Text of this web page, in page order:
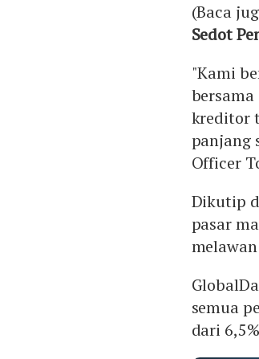
(Baca
Sedot
"Kami
kreditor
panjang
Officer
Dikutip
pasar
semua
dari